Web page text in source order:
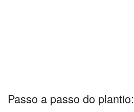
Passo a passo do plantio: